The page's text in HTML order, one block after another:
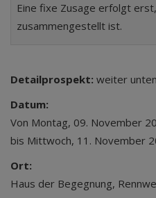
Eine fixe Zusage erfolgt
zusammengestellt ist.
Detailprospekt: weiter
Datum:
Von Montag, 09. November
bis Mittwoch, 11. November
Ort:
Haus der Begegnung,